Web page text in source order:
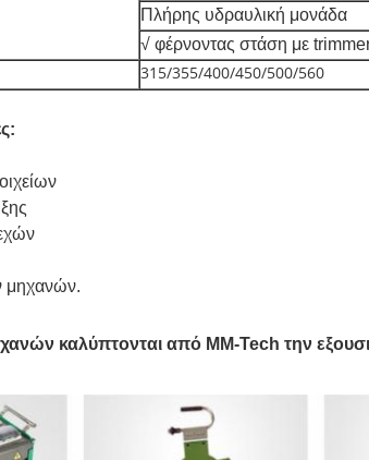
Πλήρης υδραυλική μονάδα
√ φέρνοντας στάση με
315/355/400/450/500/560
μηχανών.
καλύπτονται από MM-Tech την